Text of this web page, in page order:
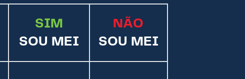
SIM
SOU MEI
NÃO
SOU MEI